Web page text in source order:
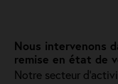
Nous intervenons
remise en état de
Notre secteur